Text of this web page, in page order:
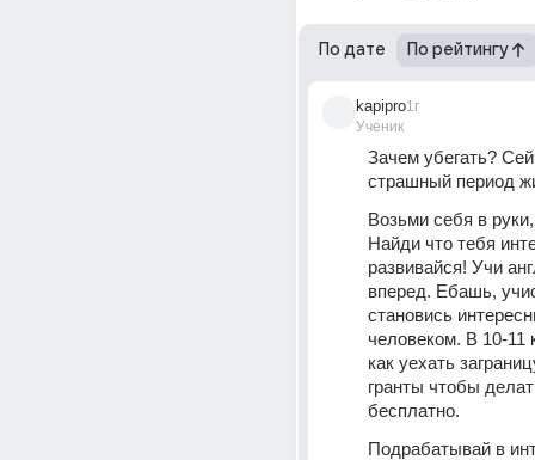
По дате По рейтингу
kapipro
Ученик
1г
Зачем убегать?
страшный период
Возьми себя в
Найди что тебя
развивайся! Учи
вперед. Ебашь,
становись
человеком. В 10-11
как уехать
гранты чтобы
бесплатно.
Подрабатывай в